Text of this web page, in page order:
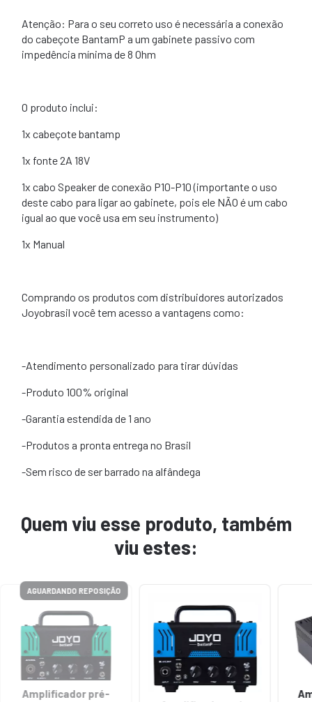
Atenção: Para o seu correto uso é necessária a conexão
do cabeçote BantamP a um gabinete passivo com
impedência mínima de 8 Ohm
O produto inclui:
1x cabeçote bantamp
1x fonte 2A 18V
1x cabo Speaker de conexão P10-P10 (importante o uso
deste cabo para ligar ao gabinete, pois ele NÃO é um cabo
igual ao que você usa em seu instrumento)
1x Manual
Comprando os produtos com distribuidores autorizados
Joyobrasil você tem acesso a vantagens como:
-Atendimento personalizado para tirar dúvidas
-Produto 100% original
-Garantia estendida de 1 ano
-Produtos a pronta entrega no Brasil
-Sem risco de ser barrado na alfândega
Quem viu esse produto, também
viu estes:
AGUARDANDO REPOSIÇÃO
Amplificador pré-